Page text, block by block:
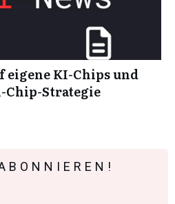
KI-Chips und
Strategie